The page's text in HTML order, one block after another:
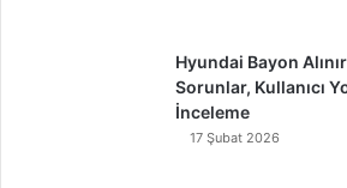
Hyundai Bayon
Sorunlar, Kullanıcı
İnceleme
17 Şubat 2026